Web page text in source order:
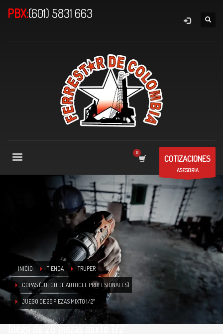
PBX:(601) 5831 663
COTIZACIONES
ASESORIA
INICIO TIENDA TRUPER
COPAS (JUEGO DE AUTOCLE PROFESIONALES)
JUEGO DE 26 PIEZAS MIXTO 1/2″
Juego de 26 piezas mixto 1/2″